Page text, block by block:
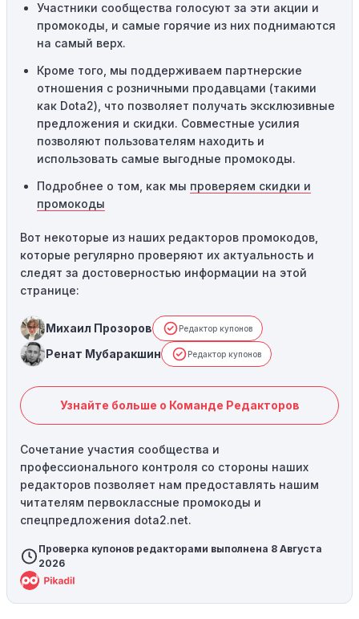
привести к неработоспособности кодов промокодов. В
таких случаях следует обратиться за помощью в
службу поддержки.
Участники сообщества голосуют за эти акции и
промокоды, и самые горячие из них поднимаются
на самый верх.
Кроме того, мы поддерживаем партнерские
отношения с розничными продавцами (такими
как Dota2), что позволяет получать эксклюзивные
предложения и скидки. Совместные усилия
позволяют пользователям находить и
использовать самые выгодные промокоды.
Подробнее о том, как мы проверяем скидки и
промокоды
Вот некоторые из наших редакторов промокодов,
которые регулярно проверяют их актуальность и
следят за достоверностью информации на этой
странице:
Михаил Прозоров Редактор купонов
Ренат Мубаракшин Редактор купонов
Узнайте больше о Команде Редакторов
Сочетание участия сообщества и
профессионального контроля со стороны наших
редакторов позволяет нам предоставлять нашим
читателям первоклассные промокоды и
спецпредложения dota2.net.
Проверка купонов редакторами выполнена 8 Августа
2026